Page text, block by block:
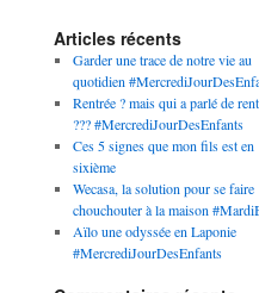
Articles récents
Garder une trace de notre vie au
quotidien
Rentrée ? mais qui a parlé de
??? #MercrediJourDesEnfants
Ces 5 signes que mon fils est en
sixième
Wecasa, la solution pour se faire
chouchouter à la maison
Aïlo une odyssée en Laponie
#MercrediJourDesEnfants